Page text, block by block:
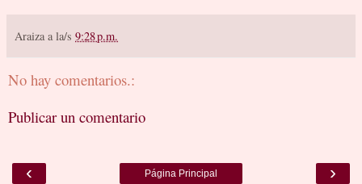
Araiza a la/s 9:28 p.m.
No hay comentarios.:
Publicar un comentario
‹ ›
Página Principal